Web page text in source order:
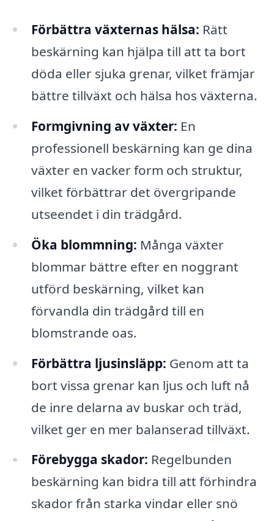
Förbättra växternas hälsa: Rätt
beskärning kan hjälpa till att ta bort
döda eller sjuka grenar, vilket främjar
bättre tillväxt och hälsa hos växterna.
Formgivning av växter: En
professionell beskärning kan ge dina
växter en vacker form och struktur,
vilket förbättrar det övergripande
utseendet i din trädgård.
Öka blommning: Många växter
blommar bättre efter en noggrant
utförd beskärning, vilket kan
förvandla din trädgård till en
blomstrande oas.
Förbättra ljusinsläpp: Genom att ta
bort vissa grenar kan ljus och luft nå
de inre delarna av buskar och träd,
vilket ger en mer balanserad tillväxt.
Förebygga skador: Regelbunden
beskärning kan bidra till att förhindra
skador från starka vindar eller snö